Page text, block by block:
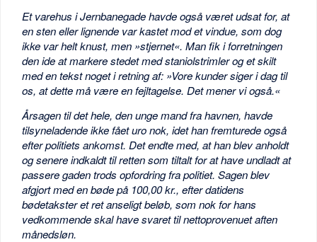
Et varehus i Jernbanegade havde også været udsat for, at
en sten eller lignende var kastet mod et vindue, som dog
ikke var helt knust, men »stjernet«. Man fik i forretningen
den ide at markere stedet med staniolstrimler og et skilt
med en tekst noget i retning af: »Vore kunder siger i dag til
os, at dette må være en fejltagelse. Det mener vi også.«
Årsagen til det hele, den unge mand fra havnen, havde
tilsyneladende ikke fået uro nok, idet han fremturede også
efter politiets ankomst. Det endte med, at han blev anholdt
og senere indkaldt til retten som tiltalt for at have undladt at
passere gaden trods opfordring fra politiet. Sagen blev
afgjort med en bøde på 100,00 kr., efter datidens
bødetakster et ret anseligt beløb, som nok for hans
vedkommende skal have svaret til nettoprovenuet aften
månedsløn.